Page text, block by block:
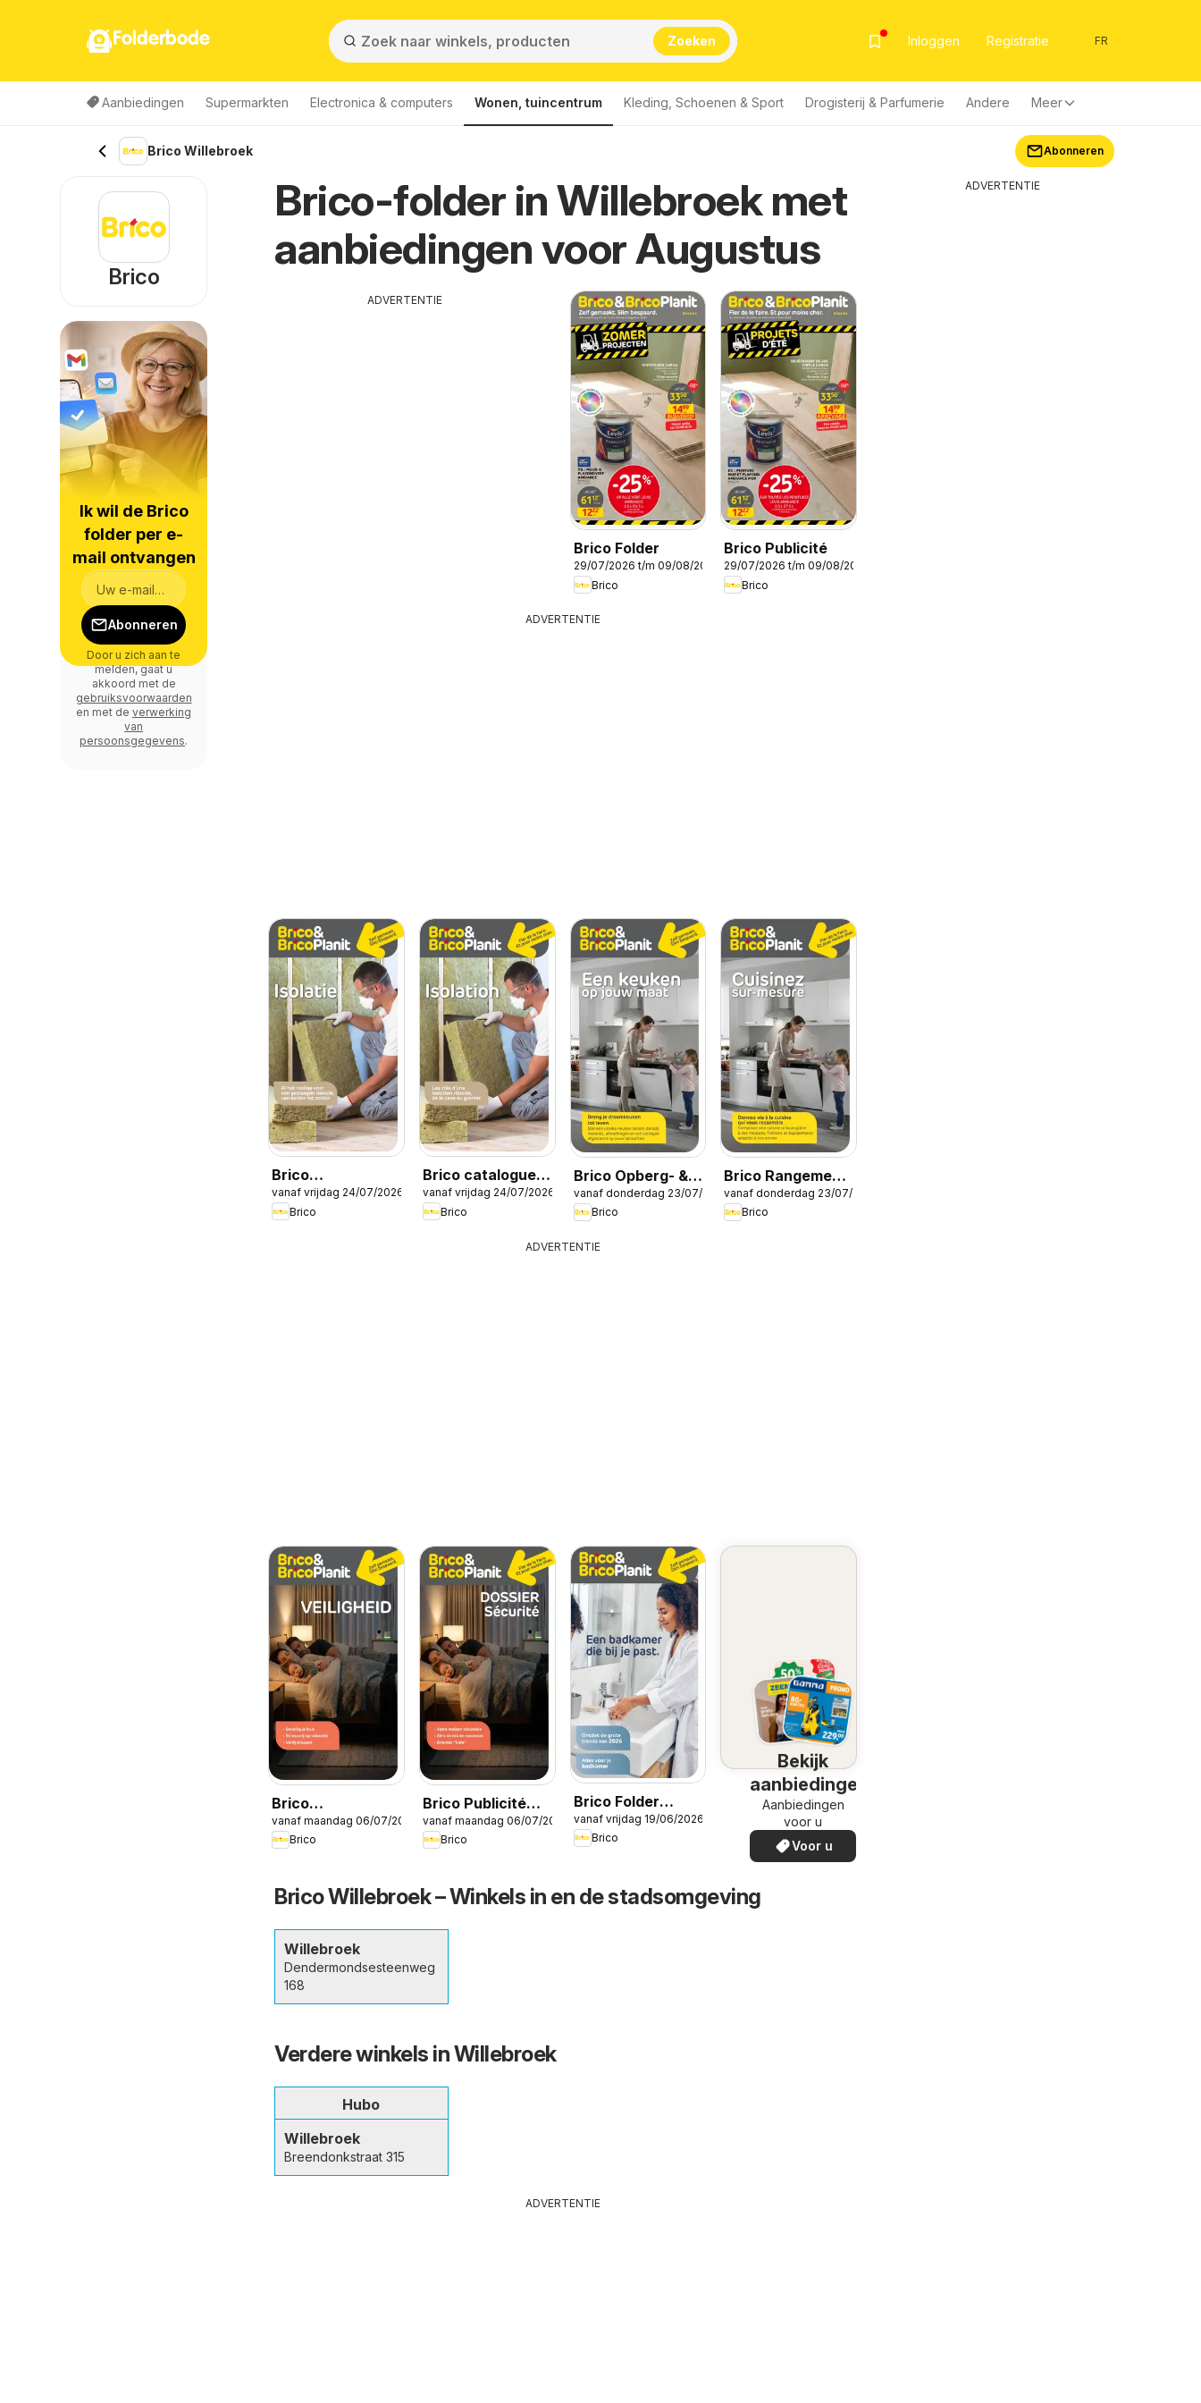
Folderbode Zoeken Inloggen Registratie FR
Aanbiedingen Supermarkten Electronica & computers Wonen, tuincentrum Kleding, Schoenen & Sport Drogisterij & Parfumerie Andere Meer
Brico Willebroek Abonneren
Brico-folder in Willebroek met
aanbiedingen voor Augustus
ADVERTENTIE
Brico Folder
29/07/2026 t/m 09/08/2026
Brico
Brico Publicité
29/07/2026 t/m 09/08/2026
Brico
ADVERTENTIE
Brico
isolatiecatalogus
vanaf vrijdag 24/07/2026
Brico
Brico catalogue
isolation
vanaf vrijdag 24/07/2026
Brico
Brico Opberg- &
keukencatalogus
vanaf donderdag 23/07/2026
Brico
Brico Rangement
& cuisines
vanaf donderdag 23/07/2026
Brico
ADVERTENTIE
Brico
Veiligheidsmagazine
vanaf maandag 06/07/2026
Brico
Brico Publicité
Sécurité
vanaf maandag 06/07/2026
Brico
Brico Folder
Badkamermagazine
vanaf vrijdag 19/06/2026
Brico
Bekijk
aanbiedingen
Aanbiedingen
voor u
Voor u
Brico Willebroek – Winkels in en de stadsomgeving
Willebroek
Dendermondsesteenweg
168
Verdere winkels in Willebroek
Hubo
Willebroek
Breendonkstraat 315
ADVERTENTIE
Brico
Ik wil de Brico
folder per e-
mail ontvangen
Abonneren
Door u zich aan te
melden, gaat u
akkoord met de
gebruiksvoorwaarden
en met de verwerking
van
persoonsgegevens.
ADVERTENTIE